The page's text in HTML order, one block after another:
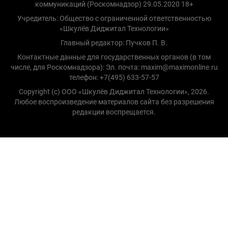
коммуникаций (Роскомнадзор) 29.05.2020 18+
Учредитель: Общество с ограниченной ответственностью
«Шкулёв Диджитал Технологии»
Главный редактор: Пучков П. В.
Контактные данные для государственных органов (в том
числе, для Роскомнадзора): Эл. почта: maxim@maximonline.ru
телефон: +7(495) 633-57-57
Copyright (с) ООО «Шкулёв Диджитал Технологии», 2026.
Любое воспроизведение материалов сайта без разрешения
редакции воспрещается.